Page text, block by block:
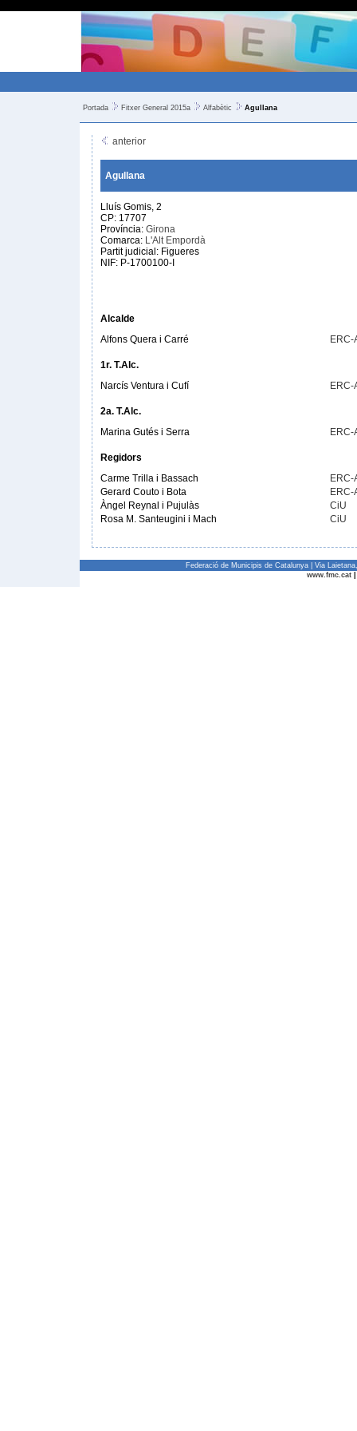
Portada Fitxer General 2015a Alfabètic Agullana
anterior
Agullana
Lluís Gomis, 2
CP: 17707
Província: Girona
Comarca: L'Alt Empordà
Partit judicial: Figueres
NIF: P-1700100-I
Alcalde
Alfons Quera i Carré
ERC-
1r. T.Alc.
Narcís Ventura i Cufí
ERC-
2a. T.Alc.
Marina Gutés i Serra
ERC-
Regidors
Carme Trilla i Bassach
ERC-
Gerard Couto i Bota
ERC-
Àngel Reynal i Pujulàs
CiU
Rosa M. Santeugini i Mach
CiU
Federació de Municipis de Catalunya | Via
www.fmc.cat